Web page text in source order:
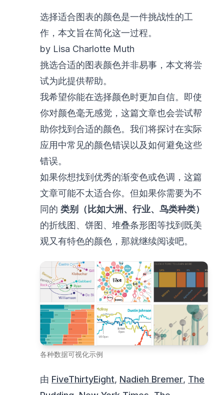
选择适合图表的颜色是一件挑战性的工
作，本文旨在简化这一过程。
by Lisa Charlotte Muth
挑选合适的图表颜色并非易事，本文将尝
试为此提供帮助。
我希望你能在选择颜色时更加自信。即使
你对颜色毫无感觉，这篇文章也会尝试帮
助你找到合适的颜色。我们将探讨在实际
应用中常见的颜色错误以及如何避免这些
错误。
如果你想找到优秀的渐变色或色调，这篇
文章可能不太适合你。但如果你需要为不
同的 类别（比如大洲、行业、鸟类种类）
的折线图、饼图、堆叠条形图等找到既美
观又有特色的颜色，那就继续阅读吧。
各种数据可视化示例
由 FiveThirtyEight, Nadieh Bremer, The